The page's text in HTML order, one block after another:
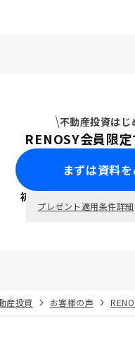
不動産投資はじ
RENOSY会員限定
まずは資料
初回面談で ポ
プレゼント適用条件詳細
産投資 お客様の声